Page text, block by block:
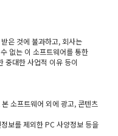
은 것에 불과하고, 회사는
없는 이 소프트웨어를 통한
중대한 사업적 이유 등이
소프트웨어 외에 광고, 콘텐츠
보를 제외한 PC 사양정보 등을